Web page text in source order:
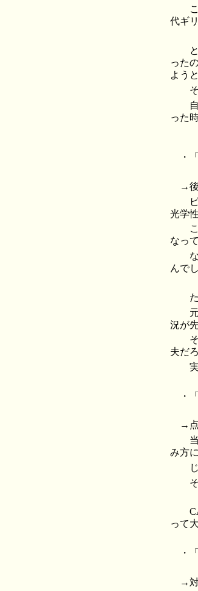
こ
代ギ
と
った
よう
そ
自
った
・
→後
ピ
光学
こ
なっ
な
んで
た
元
況が
そ
夫だ
実
・
→
当
み方
じ
そ
って
・
→